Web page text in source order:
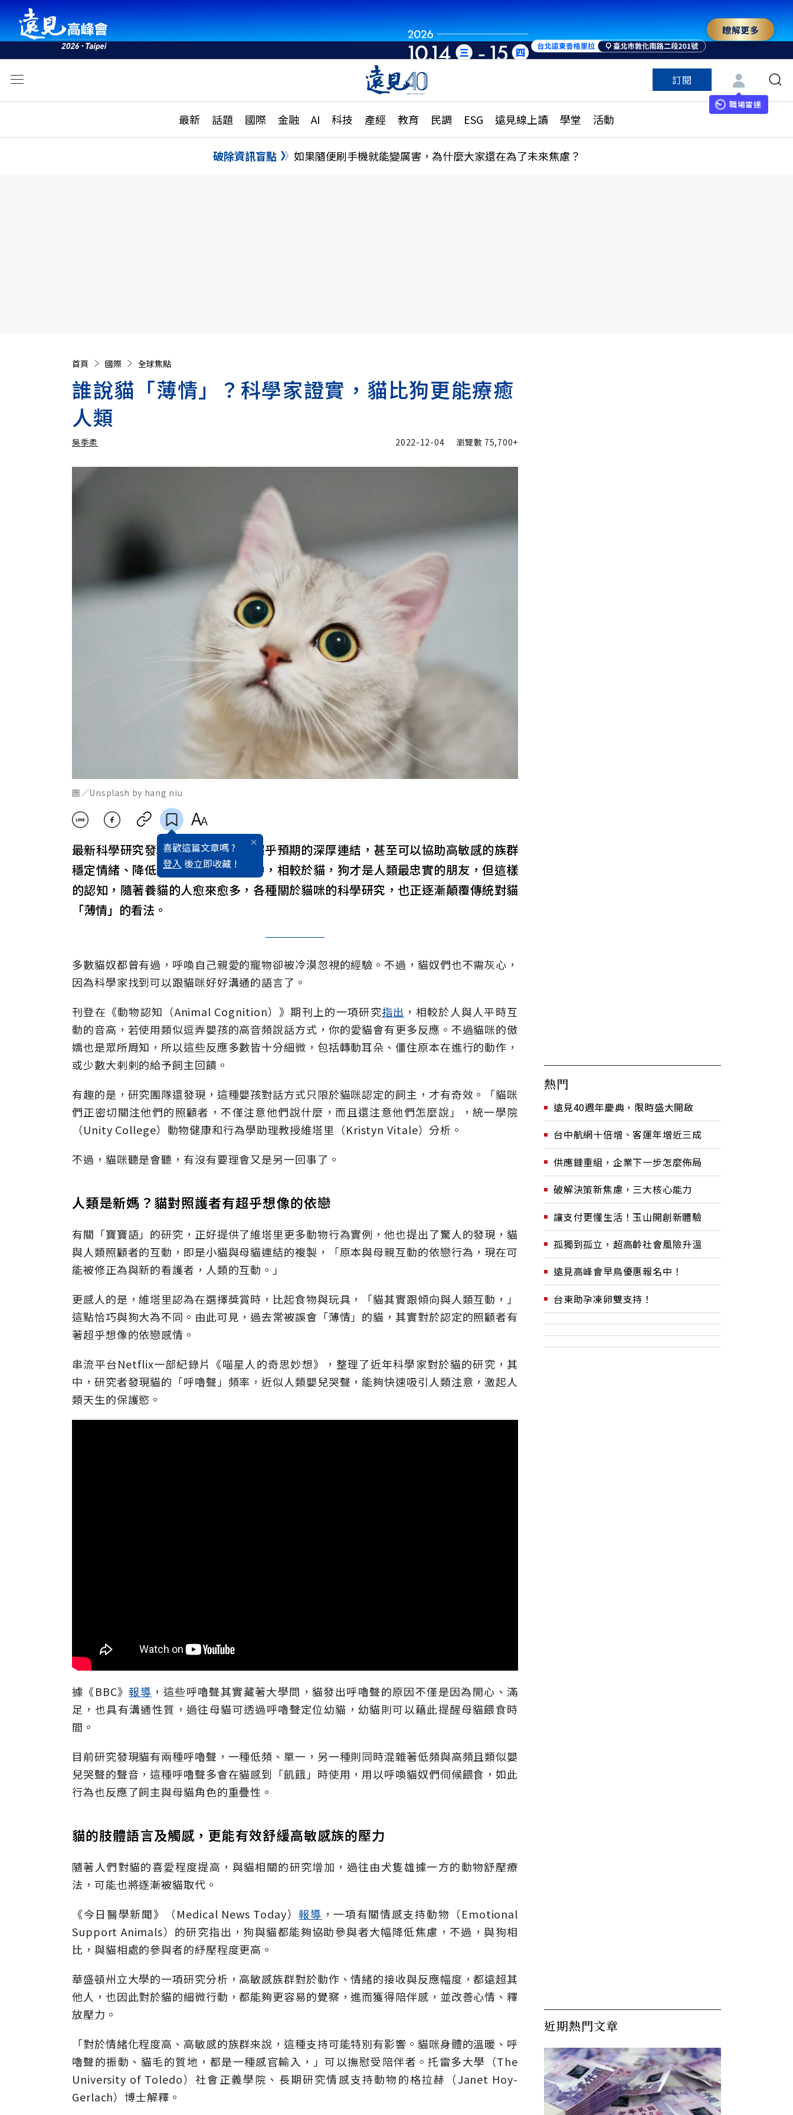
瞭解更多
訂閱
職場雷達
最新 話題 國際 金融 AI 科技 產經 教育 民調 ESG 遠見線上讀 學堂 活動
活動
話題
國際
特輯
大學升學、職涯攻略
縣市施政調查全解析
更多訂閱方案
特色頻道
破除資訊盲點 如果隨便刷手機就能變厲害，為什麼大家還在為了未來焦慮？
首頁 國際 全球焦點
誰說貓「薄情」？科學家證實，貓比狗更能療癒
人類
吳季柔 2022-12-04 瀏覽數 75,700+
圖／Unsplash by hang niu
喜歡這篇文章嗎 ?
登入 後立即收藏 !
最新科學研究發現，貓與主人有著超乎預期的深厚連結，甚至可以協助高敏感的族群
穩定情緒、降低焦慮。在人類認知中，相較於貓，狗才是人類最忠實的朋友，但這樣
的認知，隨著養貓的人愈來愈多，各種關於貓咪的科學研究，也正逐漸顛覆傳統對貓
「薄情」的看法。
多數貓奴都曾有過，呼喚自己親愛的寵物卻被冷漠忽視的經驗。不過，貓奴們也不需灰心，
因為科學家找到可以跟貓咪好好溝通的語言了。
刊登在《動物認知（Animal Cognition）》期刊上的一項研究指出 ，相較於人與人平時互
動的音高，若使用類似逗弄嬰孩的高音頻說話方式，你的愛貓會有更多反應。不過貓咪的傲
嬌也是眾所周知，所以這些反應多數皆十分細微，包括轉動耳朵、僵住原本在進行的動作，
或少數大剌剌的給予飼主回饋。
有趣的是，研究團隊還發現，這種嬰孩對話方式只限於貓咪認定的飼主，才有奇效。「貓咪
們正密切關注他們的照顧者，不僅注意他們說什麼，而且還注意他們怎麼說」，統一學院
（Unity College）動物健康和行為學助理教授維塔里（Kristyn Vitale）分析。
不過，貓咪聽是會聽，有沒有要理會又是另一回事了。
人類是新媽？貓對照護者有超乎想像的依戀
有關「寶寶語」的研究，正好提供了維塔里更多動物行為實例，他也提出了驚人的發現，貓
與人類照顧者的互動，即是小貓與母貓連結的複製，「原本與母親互動的依戀行為，現在可
能被修正為與新的看護者，人類的互動。」
更感人的是，維塔里認為在選擇獎賞時，比起食物與玩具，「貓其實跟傾向與人類互動，」
這點恰巧與狗大為不同。由此可見，過去常被誤會「薄情」的貓，其實對於認定的照顧者有
著超乎想像的依戀感情。
串流平台Netflix一部紀錄片《喵星人的奇思妙想》，整理了近年科學家對於貓的研究，其
中，研究者發現貓的「呼嚕聲」頻率，近似人類嬰兒哭聲，能夠快速吸引人類注意，激起人
類天生的保護慾。
據《BBC》報導 ，這些呼嚕聲其實藏著大學問，貓發出呼嚕聲的原因不僅是因為開心、滿
足，也具有溝通性質，過往母貓可透過呼嚕聲定位幼貓，幼貓則可以藉此提醒母貓餵食時
間。
目前研究發現貓有兩種呼嚕聲，一種低頻、單一，另一種則同時混雜著低頻與高頻且類似嬰
兒哭聲的聲音，這種呼嚕聲多會在貓感到「飢餓」時使用，用以呼喚貓奴們伺候餵食，如此
行為也反應了飼主與母貓角色的重疊性。
貓的肢體語言及觸感，更能有效舒緩高敏感族的壓力
隨著人們對貓的喜愛程度提高，與貓相關的研究增加，過往由犬隻雄據一方的動物舒壓療
法，可能也將逐漸被貓取代。
《今日醫學新聞》（Medical News Today）報導 ，一項有關情感支持動物（Emotional
Support Animals）的研究指出，狗與貓都能夠協助參與者大幅降低焦慮，不過，與狗相
比，與貓相處的參與者的紓壓程度更高。
華盛頓州立大學的一項研究分析，高敏感族群對於動作、情緒的接收與反應幅度，都遠超其
他人，也因此對於貓的細微行動，都能夠更容易的覺察，進而獲得陪伴感，並改善心情、釋
放壓力。
「對於情緒化程度高、高敏感的族群來說，這種支持可能特別有影響。貓咪身體的溫暖、呼
嚕聲的振動、貓毛的質地，都是一種感官輸入，」可以撫慰受陪伴者。托雷多大學（The
University of Toledo）社會正義學院、長期研究情感支持動物的格拉赫（Janet Hoy-
Gerlach）博士解釋。
熱門
遠見40週年慶典，限時盛大開啟
台中航網十倍增、客運年增近三成
供應鏈重組，企業下一步怎麼佈局
破解決策新焦慮，三大核心能力
讓支付更懂生活！玉山開創新體驗
孤獨到孤立，超高齡社會風險升溫
遠見高峰會早鳥優惠報名中！
台東助孕凍卵雙支持！
近期熱門文章